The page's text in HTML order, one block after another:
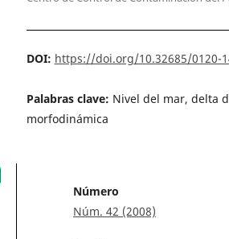
DOI: https://doi.org/10.32685/0120-
Palabras clave: Nivel del mar, delta
morfodinámica
Número
Núm. 42 (2008)